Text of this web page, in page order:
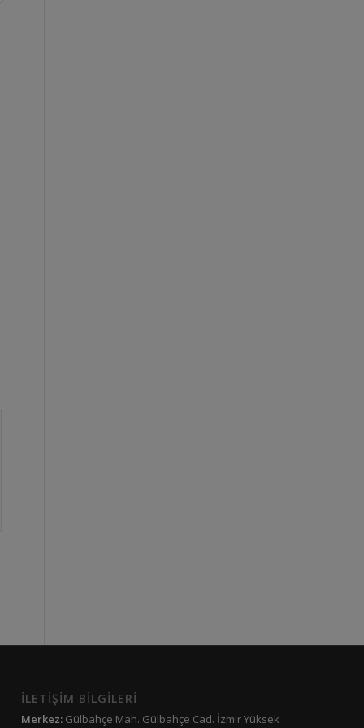
İLETİŞİM BİLGİLERİ
Merkez: Gülbahçe Mah. Gülbahçe Cad. İzmir Yüksek